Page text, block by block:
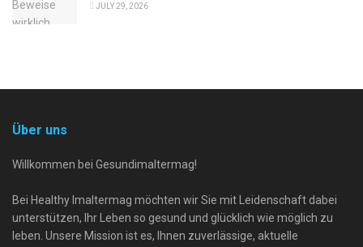
JULY 29, 2026
Über uns
Willkommen bei Gesundimaltermag!
Bei Healthy Imaltermag möchten wir Sie mit Leidenschaft dabei
unterstützen, Ihr Leben so gesund und glücklich wie möglich zu
leben. Unsere Mission ist es, Ihnen zuverlässige, aktuelle